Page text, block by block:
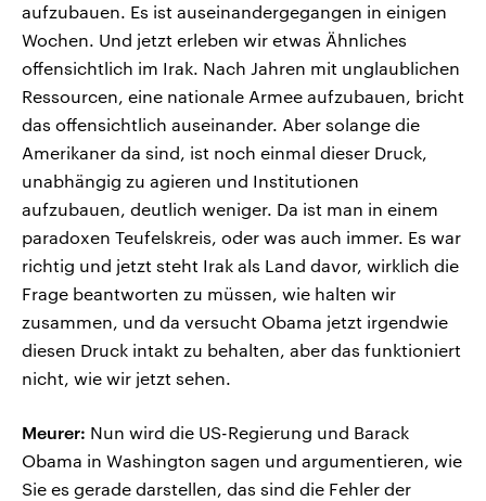
aufzubauen. Es ist auseinandergegangen in einigen
Wochen. Und jetzt erleben wir etwas Ähnliches
offensichtlich im Irak. Nach Jahren mit unglaublichen
Ressourcen, eine nationale Armee aufzubauen, bricht
das offensichtlich auseinander. Aber solange die
Amerikaner da sind, ist noch einmal dieser Druck,
unabhängig zu agieren und Institutionen
aufzubauen, deutlich weniger. Da ist man in einem
paradoxen Teufelskreis, oder was auch immer. Es war
richtig und jetzt steht Irak als Land davor, wirklich die
Frage beantworten zu müssen, wie halten wir
zusammen, und da versucht Obama jetzt irgendwie
diesen Druck intakt zu behalten, aber das funktioniert
nicht, wie wir jetzt sehen.
Meurer: Nun wird die US-Regierung und Barack
Obama in Washington sagen und argumentieren, wie
Sie es gerade darstellen, das sind die Fehler der